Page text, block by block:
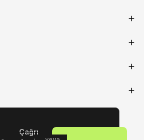
Çağrı